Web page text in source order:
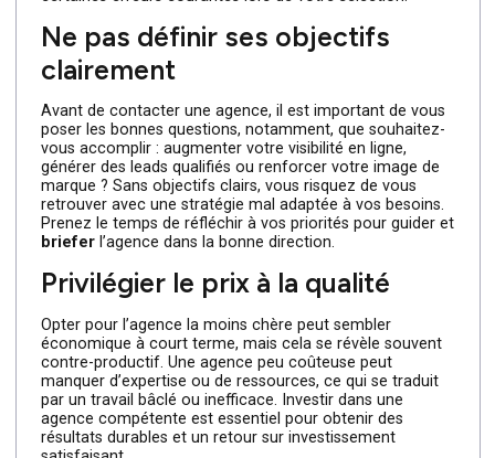
Choisir une agence marketing à Paris est une décision
d’une importance capitale pour la réussite de votre
stratégie digitale. Cependant, cette richesse de choix ne
les déceptions, il est crucial de ne pas commettre
certaines erreurs courantes lors de votre sélection.
Ne pas définir ses objectifs
clairement
poser les bonnes questions, notamment, que souhaitez-
vous accomplir : augmenter votre visibilité en ligne,
générer des leads qualifiés ou renforcer votre image de
marque ? Sans objectifs clairs, vous risquez de vous
retrouver avec une stratégie mal adaptée à vos besoins.
Prenez le temps de réfléchir à vos priorités pour guider
brieferl’agence dans la bonne direction.
Privilégier le prix à la qualité